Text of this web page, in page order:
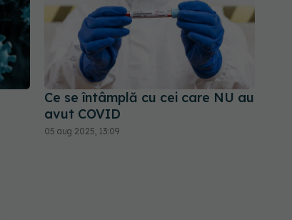
Ce se întâmplă cu cei care NU au
avut COVID
05 aug 2025, 13:09